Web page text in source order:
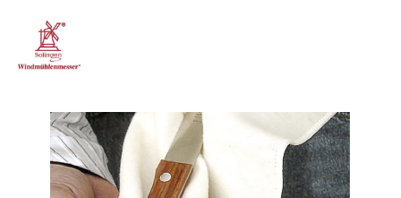
Bildergalerie überspringen